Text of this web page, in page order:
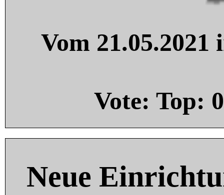
Vom
Vote: Top: 0
Neue